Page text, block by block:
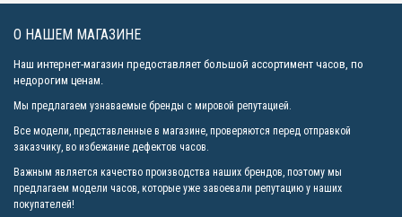
О НАШЕМ МАГАЗИНЕ
Наш интернет-магазин предоставляет большой ассортимент часов, по
недорогим ценам.
Мы предлагаем узнаваемые бренды с мировой репутацией.
Все модели, представленные в магазине, проверяются перед отправкой
заказчику, во избежание дефектов часов.
Важным является качество производства наших брендов, поэтому мы
предлагаем модели часов, которые уже завоевали репутацию у наших
покупателей!